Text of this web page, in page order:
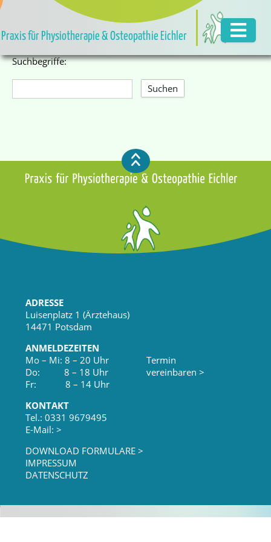
Praxis für Physiotherapie & Osteopathie Eichler
Suchbegriffe:
Suchen
ADRESSE
Luisenplatz 1 (Ärztehaus)
14471 Potsdam
ANMELDEZEITEN
Mo – Mi: 8 – 20 Uhr
Do: 8 – 18 Uhr
Fr: 8 – 14 Uhr
Termin
vereinbaren >
KONTAKT
Tel.: 0331 9679495
E-Mail: >
DOWNLOAD FORMULARE >
IMPRESSUM
DATENSCHUTZ